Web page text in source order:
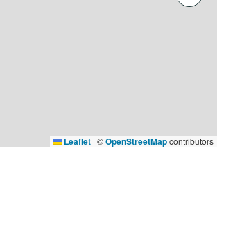
Leaflet | ©OpenStreetMapcontributors